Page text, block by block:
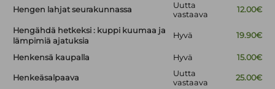
Hengen lahjat seurakunnassa
Uutta
vastaava
12.00€
Hengähdä hetkeksi : kuppi kuumaa ja
lämpimiä ajatuksia
Hyvä 19.90€
Henkensä kaupalla Hyvä 15.00€
Henkeäsalpaava
Uutta
vastaava
25.00€